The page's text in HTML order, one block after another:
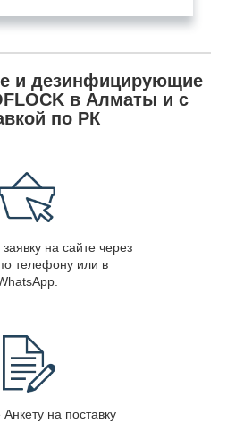
и дезинфицирующие
в Алматы и с
по РК
на сайте через
телефону или в
на поставку